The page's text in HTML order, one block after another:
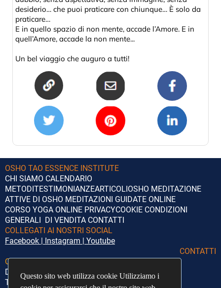
Questo sito web utilizza cookie Utilizziamo i
Questo sito web utilizza cookie Utilizziamo i
desiderio… che puoi praticare con chiunque… È solo da
praticare…
E in quello spazio di non mente, accade l’Amore. E in
quell’Amore, accade la non mente...
Un bel viaggio che auguro a tutti!
OSHO TAO ESSENCE INSTITUTE
CHI SIAMO CALENDARIO
METODITESTIMONIANZEARTICOLIOSHO MEDITAZIONE
ATTIVE DI OSHO MEDITAZIONI GUIDATE ONLINE
CORSO YOGA ONLINE PRIVACYCOOKIE CONDIZIONI
GENERALI DI VENDITA CONTATTI
COLLEGATI AI NOSTRI SOCIAL
Facebook | Instagram | Youtube
CONTATTI
Orari di segreteria:Lunedì – Giovedì
Dalle 14:00 alle 18:00
Telefono: